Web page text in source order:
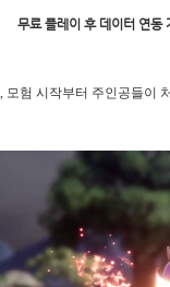
무료 플레이 후 데이터 연동
험 시작부터 주인공들